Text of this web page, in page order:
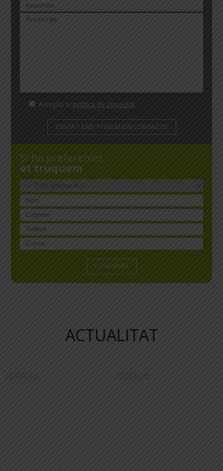
Accepto la política de privacitat
Si ho prefereixes
et truquem
ACTUALITAT
05/08/26 30/07/26